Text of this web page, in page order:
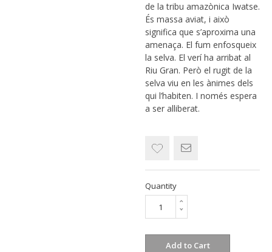
de la tribu amazònica Iwatse.
És massa aviat, i això
significa que s’aproxima una
amenaça. El fum enfosqueix
la selva. El verí ha arribat al
Riu Gran. Però el rugit de la
selva viu en les ànimes dels
qui l’habiten. I només espera
a ser alliberat.
Quantity
Add to Cart